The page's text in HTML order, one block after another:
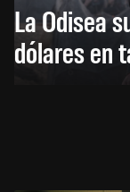
La Odisea
dólares en